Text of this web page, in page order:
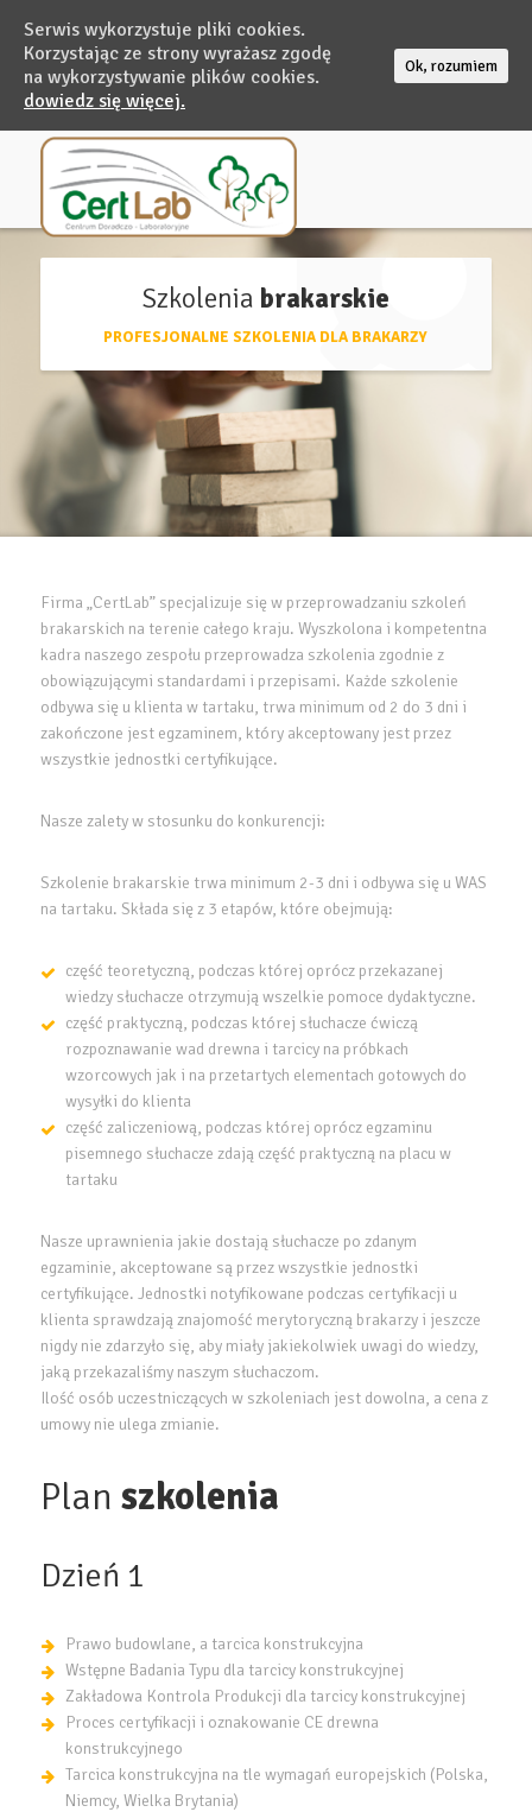
Szkolenia brakarskie
PROFESJONALNE SZKOLENIA DLA BRAKARZY
Firma „CertLab” specjalizuje się w przeprowadzaniu szkoleń
brakarskich na terenie całego kraju. Wyszkolona i kompetentna
kadra naszego zespołu przeprowadza szkolenia zgodnie z
obowiązującymi standardami i przepisami. Każde szkolenie
odbywa się u klienta w tartaku, trwa minimum od 2 do 3 dni i
zakończone jest egzaminem, który akceptowany jest przez
wszystkie jednostki certyfikujące.
Nasze zalety w stosunku do konkurencji:
Szkolenie brakarskie trwa minimum 2-3 dni i odbywa się u WAS
na tartaku. Składa się z 3 etapów, które obejmują:
część teoretyczną, podczas której oprócz przekazanej
wiedzy słuchacze otrzymują wszelkie pomoce dydaktyczne.
część praktyczną, podczas której słuchacze ćwiczą
rozpoznawanie wad drewna i tarcicy na próbkach
wzorcowych jak i na przetartych elementach gotowych do
wysyłki do klienta
część zaliczeniową, podczas której oprócz egzaminu
pisemnego słuchacze zdają część praktyczną na placu w
tartaku
Nasze uprawnienia jakie dostają słuchacze po zdanym
egzaminie, akceptowane są przez wszystkie jednostki
certyfikujące. Jednostki notyfikowane podczas certyfikacji u
klienta sprawdzają znajomość merytoryczną brakarzy i jeszcze
nigdy nie zdarzyło się, aby miały jakiekolwiek uwagi do wiedzy,
jaką przekazaliśmy naszym słuchaczom.
Ilość osób uczestniczących w szkoleniach jest dowolna, a cena z
umowy nie ulega zmianie.
Plan szkolenia
Dzień 1
Prawo budowlane, a tarcica konstrukcyjna
Wstępne Badania Typu dla tarcicy konstrukcyjnej
Zakładowa Kontrola Produkcji dla tarcicy konstrukcyjnej
Proces certyfikacji i oznakowanie CE drewna
konstrukcyjnego
Tarcica konstrukcyjna na tle wymagań europejskich (Polska,
Niemcy, Wielka Brytania)
Serwis wykorzystuje pliki cookies.
Korzystając ze strony wyrażasz zgodę
na wykorzystywanie plików cookies.
dowiedz się więcej.
Ok, rozumiem